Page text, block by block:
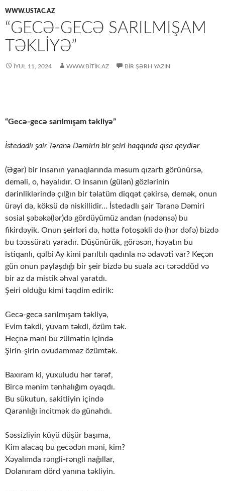
WWW.USTAC.AZ
“GECƏ-GECƏ SARILMIŞAM
TƏKLIYƏ”
İYUL 11, 2024 WWW.BITIK.AZ BIR ŞƏRH YAZIN
“Gecə-gecə sarılmışam təkliyə”
İstedadlı şair Təranə Dəmirin bir şeiri haqqında qısa qeydlər
(Əgər) bir insanın yanaqlarında məsum qızartı görünürsə,
deməli, o, həyalıdır. O insanın (gülən) gözlərinin
dərinliklərində çılğın bir təlatüm diqqət çəkirsə, demək, onun
ürəyi də, köksü də niskillidir… İstedadlı şair Təranə Dəmiri
sosial şəbəkə(lər)də gördüyümüz andan (nədənsə) bu
fikirdəyik. Onun şeirləri də, hətta fotoşəkli də (hər dəfə) bizdə
bu təəssüratı yaradır. Düşünürük, görəsən, həyatın bu
istiqanlı, qəlbi Ay kimi parıltılı qadınla nə ədavəti var? Keçən
gün onun paylaşdığı bir şeir bizdə bu suala acı tərəddüd və
bir az da mistik əhval yaratdı.
Şeiri olduğu kimi təqdim edirik:
Gecə-gecə sarılmışam təkliyə,
Evim təkdi, yuvam təkdi, özüm tək.
Heçnə məni bu zülmətin içində
Şirin-şirin ovudammaz özümtək.
Baxıram ki, yuxuludu hər tərəf,
Bircə mənim tənhalığım oyaqdı.
Bu sükutun, sakitliyin içində
Qaranlığı incitmək də günahdı.
Səssizliyin küyü düşür başıma,
Kim alacaq bu gecədən məni, kim?
Xəyalımda rəngli-rəngli nağıllar,
Dolanıram dörd yanına təkliyin.